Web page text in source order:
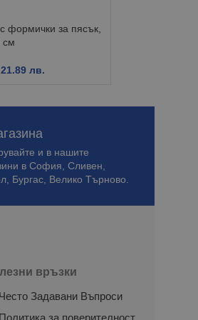
формички за пясък,
см
лв.
и в нашите
в София, Сливен,
Бургас, Велико Търново.
връзки
Често Задавани Въпроси
Политика за поверителност